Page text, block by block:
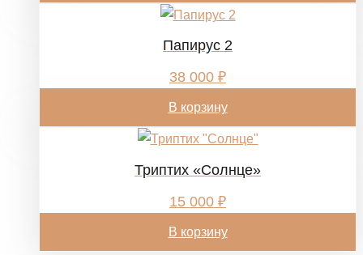
Папирус 2
38 000 ₽
В корзину
Триптих «Солнце»
15 000 ₽
В корзину